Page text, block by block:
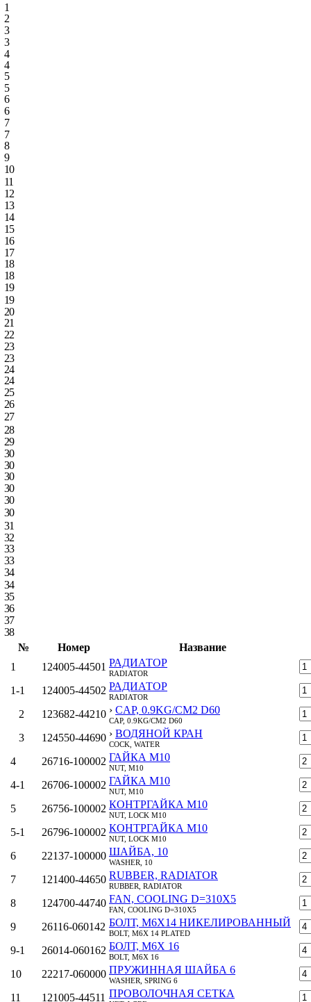
1
2
3
3
4
4
5
5
6
6
7
7
8
9
10
11
12
13
14
15
16
17
18
18
19
19
20
21
22
23
23
24
24
25
26
27
28
29
30
30
30
30
30
30
31
32
33
33
34
34
35
36
37
38
№
Номер
Название
1
124005-44501 РАДИАТОР
RADIATOR
1‑1 124005-44502 РАДИАТОР
RADIATOR
2 123682-44210 › CAP, 0.9KG/CM2 D60
CAP, 0.9KG/CM2 D60
3 124550-44690 › ВОДЯНОЙ КРАН
COCK, WATER
4 26716-100002 ГАЙКА M10
NUT, M10
4‑1 26706-100002 ГАЙКА M10
NUT, M10
5 26756-100002 КОНТРГАЙКА M10
NUT, LOCK M10
5‑1 26796-100002 КОНТРГАЙКА M10
NUT, LOCK M10
6 22137-100000 ШАЙБА, 10
WASHER, 10
7 121400-44650 RUBBER, RADIATOR
RUBBER, RADIATOR
8 124700-44740 FAN, COOLING D=310X5
FAN, COOLING D=310X5
9 26116-060142 БОЛТ, M6Х14 НИКЕЛИРОВАННЫЙ
BOLT, M6X 14 PLATED
9‑1 26014-060162 БОЛТ, M6X 16
BOLT, M6X 16
10 22217-060000 ПРУЖИННАЯ ШАЙБА 6
WASHER, SPRING 6
11 121005-44511 ПРОВОЛОЧНАЯ СЕТКА